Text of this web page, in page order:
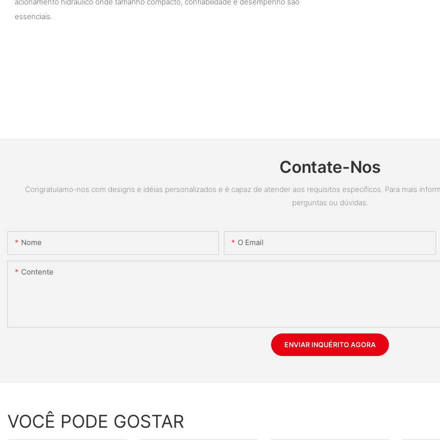
essenciais.
Contate-Nos
Congratulamo-nos com designs e idéias personalizados e é capaz de atender aos requisitos específicos. Para mais
perguntas ou dúvidas.
Nome O Email
Contente
ENVIAR INQUÉRITO AGORA
VOCÊ PODE GOSTAR